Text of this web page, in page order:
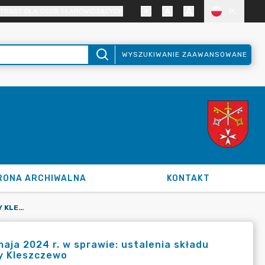
WYSZUKIWANIE ZAAWANSOWANE
ARCHIWALNA KONTAKT
UCHWAŁA NR I/8/2024 RADY GMINY KLESZCZEWO Z DNIA 7 MAJA 2024 R. W SPRAWIE: USTALENIA SKŁADU OSOBOWEGO KOMISJI OŚWIATY, KULTURY I SPORTU RADY GMINY KLESZCZEWO
2024 r. w sprawie: ustalenia składu
Kleszczewo